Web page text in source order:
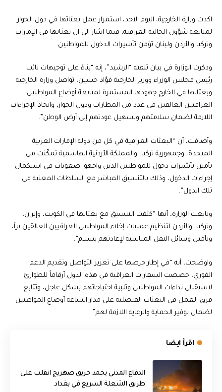
اكدت وزارة الخارجية، اليوم الاحد، استمرار عمل بعثاتها في دول الجوار
لمتابعة شؤون الجالية العراقية، فيما اشار الى ان بعثاتها في الإمارات
وتركيا والأردن ولبنان تؤمن تأشيرات الدخول للمواطنين.
وذكرت الوزارة في بيان تلقته “الرشيد”، إنه “بناءً على توجيهات نائب
رئيس مجلس الوزراء ووزير الخارجية فؤاد حسين، تواصل وزارة الخارجية
وبعثاتها في الخارج جهودها المستمرة لمتابعة أوضاع المواطنين
العراقيين العالقين في عدد من المطارات ودول الجوار، واتخاذ الإجراءات
اللازمة لضمان سلامتهم وتسهيل عودتهم إلى أرض الوطن”.
وأضافت، أن “البعثات العراقية في كل من دولة الإمارات العربية
المتحدة، وجمهورية تركيا، والمملكة الأردنية الهاشمية تمكّنت من
تأمين تأشيرات دخول للمواطنين الذين واجهوا صعوبات في استكمال
إجراءات الدخول، وذلك بالتنسيق المباشر مع السلطات المعنية في
تلك الدول”.
وتابعت الوزارة، أنها “كثفت التنسيق مع بعثاتها في الكويت، وإيران،
وتركيا، والأردن لتنظيم عمليات إخلاء المواطنين العراقيين العالقين براً،
وتأمين وسائل النقل المناسبة لإعادتهم بسلام”.
واوضحت، أنه “في إطار حرصها على تعزيز التواصل وتقديم الدعم
الفوري، خصصت السفارات العراقية في هذه الدول أرقاماً للطوارئ
لاستقبال نداءات المواطنين وتلبية احتياجاتهم بشكل عاجل، وتتابع
فرق العمل في البعثات القنصلية على مدار الساعة أوضاع المواطنين
لضمان توفير الحماية والرعاية اللازمة لهم”.
اقرأ ايضا
الدفاع المدني يخمد حريق صهريج انقلب على
طريق الشعلة السريع في بغداد